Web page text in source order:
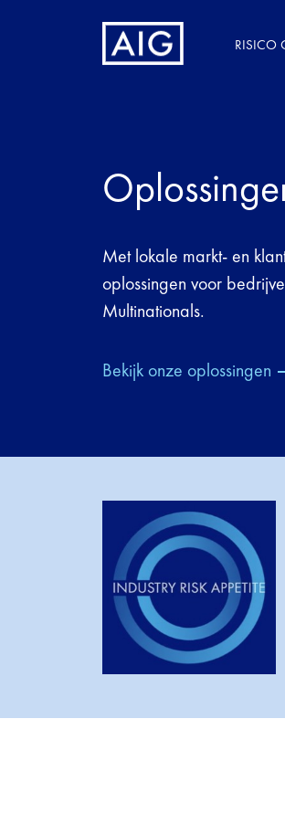
RISICO
Met lokale markt- en
oplossingen voor
Multinationals.
Bekijk onze oplossingen